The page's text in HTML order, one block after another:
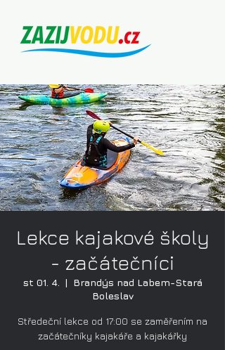
Lekce kajakové školy
- začátečníci
st 01. 4.
  |
Brandýs nad Labem-Stará
Boleslav
Středeční lekce od 17:00 se zaměřením na
začátečníky kajakáře a kajakářky